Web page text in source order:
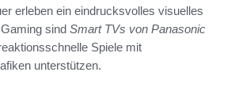
erleben ein eindrucksvolles visuelles
sind Smart TVs von Panasonic
Spiele mit
unterstützen.